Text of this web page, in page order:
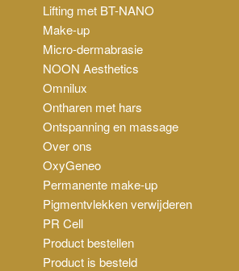
Lifting met BT-NANO
Make-up
Micro-dermabrasie
NOON Aesthetics
Omnilux
Ontharen met hars
Ontspanning en massage
Over ons
OxyGeneo
Permanente make-up
Pigmentvlekken verwijderen
PR Cell
Product bestellen
Product is besteld